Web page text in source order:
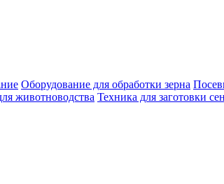
Оборудование для обработки зерна
животноводства Техника для заготовки